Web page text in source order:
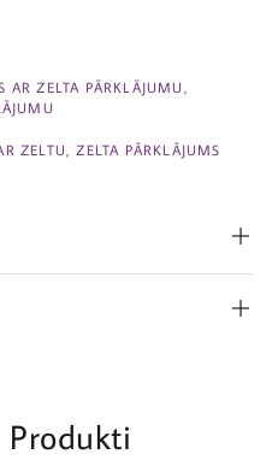
AR ZELTA PĀRKLĀJUMU
ZELTU ZELTA PĀRKLĀJUMS